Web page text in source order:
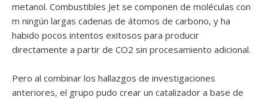
metanol. Combustibles Jet se componen de moléculas con
m ningún largas cadenas de átomos de carbono, y ha
habido pocos intentos exitosos para producir
directamente a partir de CO2 sin procesamiento adicional.
Pero al combinar los hallazgos de investigaciones
anteriores, el grupo pudo crear un catalizador a base de